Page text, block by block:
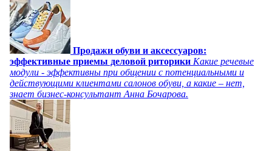
Продажи обуви и аксессуаров:
эффективные приемы деловой риторики Какие речевые
модули - эффективны при общении с потенциальными и
действующими клиентами салонов обуви, а какие – нет,
знает бизнес-консультант Анна Бочарова.